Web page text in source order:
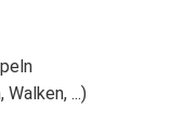
...)